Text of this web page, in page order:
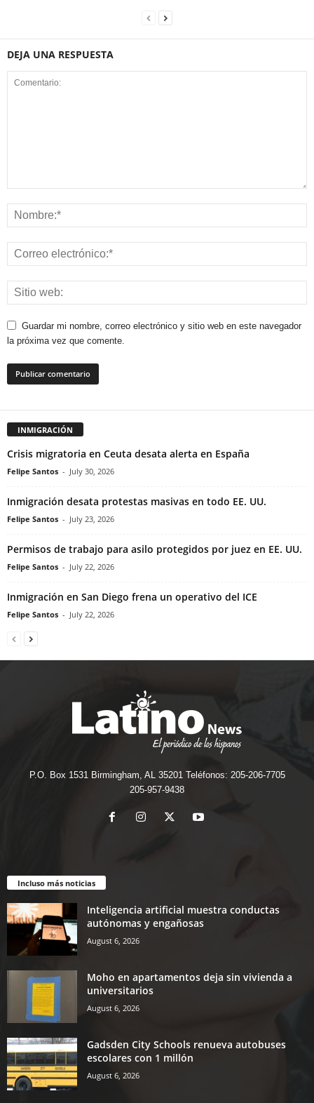
DEJA UNA RESPUESTA
Guardar mi nombre, correo electrónico y sitio web en este navegador
la próxima vez que comente.
INMIGRACIÓN
Crisis migratoria en Ceuta desata alerta en España
Felipe Santos - July 30, 2026
Inmigración desata protestas masivas en todo EE. UU.
Felipe Santos - July 23, 2026
Permisos de trabajo para asilo protegidos por juez en EE. UU.
Felipe Santos - July 22, 2026
Inmigración en San Diego frena un operativo del ICE
Felipe Santos - July 22, 2026
P.O. Box 1531 Birmingham, AL 35201 Teléfonos: 205-206-7705
205-957-9438
Incluso más noticias
Inteligencia artificial muestra conductas
autónomas y engañosas
August 6, 2026
Moho en apartamentos deja sin vivienda a
universitarios
August 6, 2026
Gadsden City Schools renueva autobuses
escolares con 1 millón
August 6, 2026